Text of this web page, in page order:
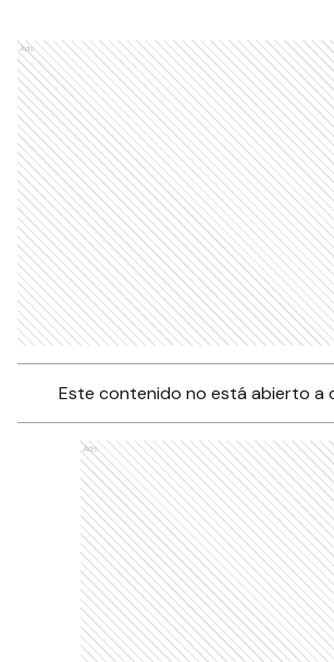
Ads
Este contenido no está abierto a
Ads